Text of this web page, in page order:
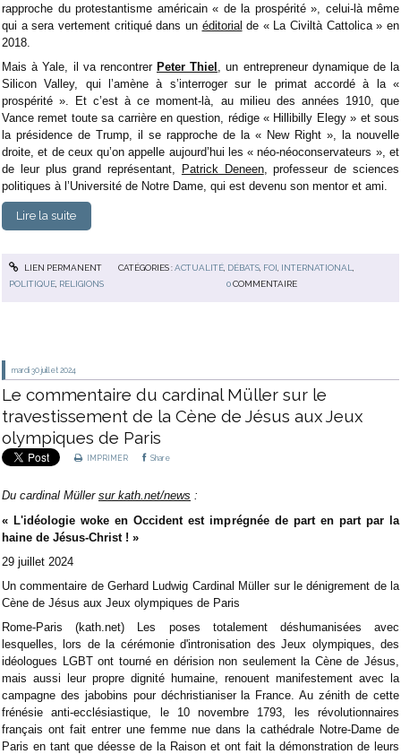
rapproche du protestantisme américain « de la prospérité », celui-là même
qui a sera vertement critiqué dans un éditorial de « La Civiltà Cattolica » en
2018.
Mais à Yale, il va rencontrer Peter Thiel
, un entrepreneur dynamique de la
Silicon Valley, qui l’amène à s’interroger sur le primat accordé à la «
prospérité ». Et c’est à ce moment-là, au milieu des années 1910, que
Vance remet toute sa carrière en question, rédige « Hillibilly Elegy » et sous
la présidence de Trump, il se rapproche de la « New Right », la nouvelle
droite, et de ceux qu’on appelle aujourd’hui les « néo-néoconservateurs », et
de leur plus grand représentant,
Patrick Deneen, professeur de sciences
politiques à l’Université de Notre Dame, qui est devenu son mentor et ami.
Lire la suite
LIEN PERMANENT CATÉGORIES :ACTUALITÉ, DÉBATS, FOI INTERNATIONAL
POLITIQUE, RELIGIONS 0 COMMENTAIRE
mardi 30 juillet 2024
Le commentaire du cardinal Müller sur le
travestissement de la Cène de Jésus aux Jeux
olympiques de Paris
IMPRIMER Share
Du cardinal Müller sur kath.net/news :
« L'idéologie woke en Occident est imprégnée de part en part par la
haine de Jésus-Christ ! »
29 juillet 2024
Un commentaire de Gerhard Ludwig Cardinal Müller sur le dénigrement de la
Cène de Jésus aux Jeux olympiques de Paris
Rome-Paris (kath.net) Les poses totalement déshumanisées avec
lesquelles, lors de la cérémonie d'intronisation des Jeux olympiques, des
idéologues LGBT ont tourné en dérision non seulement la Cène de Jésus,
mais aussi leur propre dignité humaine, renouent manifestement avec la
campagne des jabobins pour déchristianiser la France. Au zénith de cette
frénésie anti-ecclésiastique, le 10 novembre 1793, les révolutionnaires
français ont fait entrer une femme nue dans la cathédrale Notre-Dame de
Paris en tant que déesse de la Raison et ont fait la démonstration de leurs